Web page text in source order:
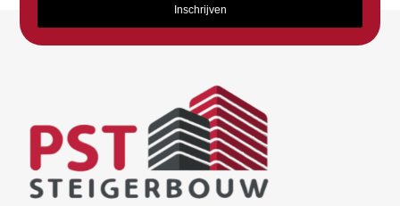
Inschrijven